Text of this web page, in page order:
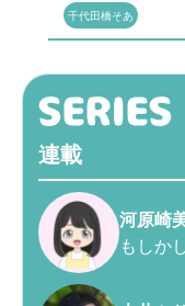
千代田橋そあ
連載
河原崎
もしか